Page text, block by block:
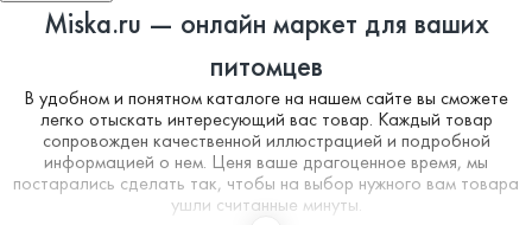
Miska.ru — онлайн маркет для ваших
питомцев
В удобном и понятном каталоге на нашем сайте вы сможете
легко отыскать интересующий вас товар. Каждый товар
сопровожден качественной иллюстрацией и подробной
информацией о нем. Ценя ваше драгоценное время, мы
постарались сделать так, чтобы на выбор нужного вам товара
ушли считанные минуты.